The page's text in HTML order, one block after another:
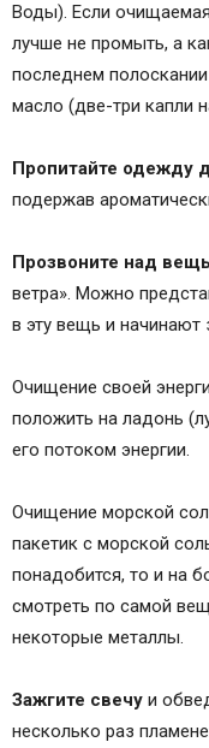
Воды). Если
лучше не промыть, а
последнем
масло (две-три капли
Пропитайте одежду
подержав
Прозвоните над
ветра». Можно
в эту вещь и начинают
Очищение своей
положить на ладонь
его потоком энергии.
Очищение морской
пакетик с морской
понадобится, то и на
смотреть по самой
некоторые металлы.
Зажгите свечу и
несколько раз